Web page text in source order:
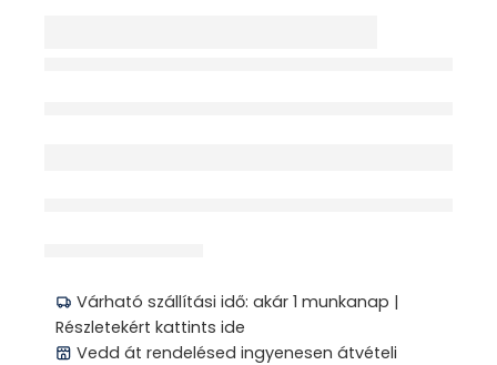
Várható szállítási idő: akár 1 munkanap |
Részletekért kattints ide
Vedd át rendelésed ingyenesen átvételi